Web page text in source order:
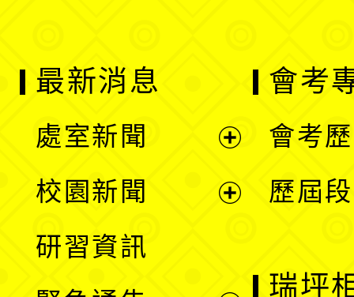
最新消息
處室新聞
校園新聞
研習資訊
會考
會考
歷屆
瑞坪